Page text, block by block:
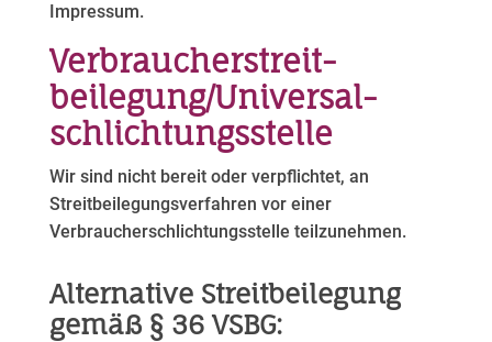
Impressum.
Verbraucher­streit­
beilegung/Universal­
schlichtungs­stelle
Wir sind nicht bereit oder verpflichtet, an
Streitbeilegungsverfahren vor einer
Verbraucherschlichtungsstelle teilzunehmen.
Alternative Streitbeilegung
gemäß § 36 VSBG: